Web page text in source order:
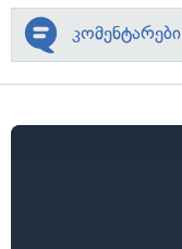
კომენტარები